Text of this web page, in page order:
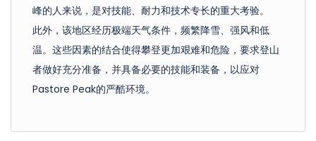
峰的人来说，是对技能、耐力和技术专长的重大考验。
此外，该地区经历极端天气条件，频繁降雪、强风和低
温。这些因素的结合使得攀登更加艰难和危险，要求登山
者做好充分准备，并具备必要的技能和装备，以应对
Pastore Peak的严酷环境。